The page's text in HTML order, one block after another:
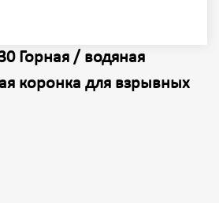
Горная / водяная
коронка для взрывных